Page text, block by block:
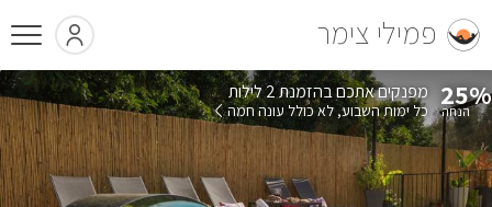
פמילי צימר
25% בהזמנת 2 לילות
כל ימות השבוע לא כולל עונה חמה